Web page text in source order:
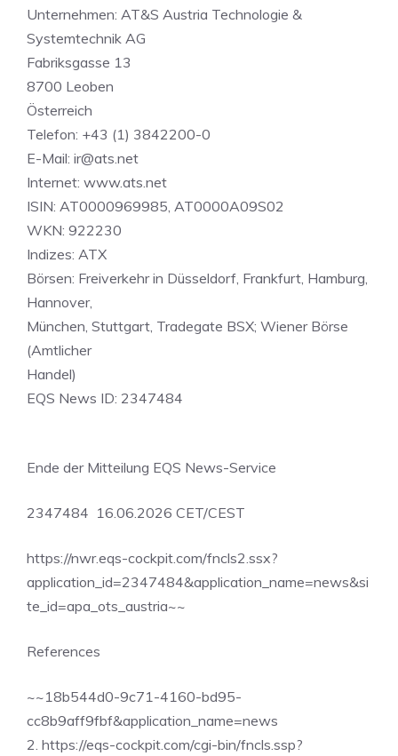
Unternehmen: AT&S Austria Technologie &
Systemtechnik AG
Fabriksgasse 13
8700 Leoben
Österreich
Telefon: +43 (1) 3842200-0
E-Mail: ir@ats.net
Internet: www.ats.net
ISIN: AT0000969985, AT0000A09S02
WKN: 922230
Indizes: ATX
Börsen: Freiverkehr in Düsseldorf, Frankfurt, Hamburg,
Hannover,
München, Stuttgart, Tradegate BSX; Wiener Börse
(Amtlicher
Handel)
EQS News ID: 2347484
Ende der Mitteilung EQS News-Service
2347484 16.06.2026 CET/CEST
https://nwr.eqs-cockpit.com/fncls2.ssx?
application_id=2347484&application_name=news&si
te_id=apa_ots_austria~~
References
~~18b544d0-9c71-4160-bd95-
cc8b9aff9fbf&application_name=news
2. https://eqs-cockpit.com/cgi-bin/fncls.ssp?